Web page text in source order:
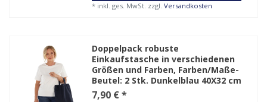
* inkl. ges. MwSt. zzgl.Versandkosten
Doppelpack robuste
Einkaufstasche in verschiedenen
Größen und Farben, Farben/Maße-
Beutel: 2 Stk. Dunkelblau 40X32 cm
7,90 € *